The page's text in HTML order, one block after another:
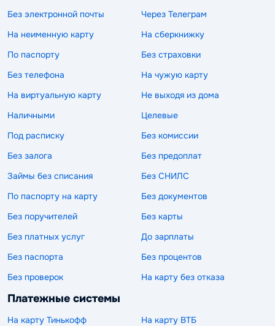
Без электронной почты
Через Телеграм
На неименную карту
На сберкнижку
По паспорту
Без страховки
Без телефона
На чужую карту
На виртуальную карту
Не выходя из дома
Наличными
Целевые
Под расписку
Без комиссии
Без залога
Без предоплат
Займы без списания
Без СНИЛС
По паспорту на карту
Без документов
Без поручителей
Без карты
Без платных услуг
До зарплаты
Без паспорта
Без процентов
Без проверок
На карту без отказа
Платежные системы
На карту Тинькофф
На карту ВТБ